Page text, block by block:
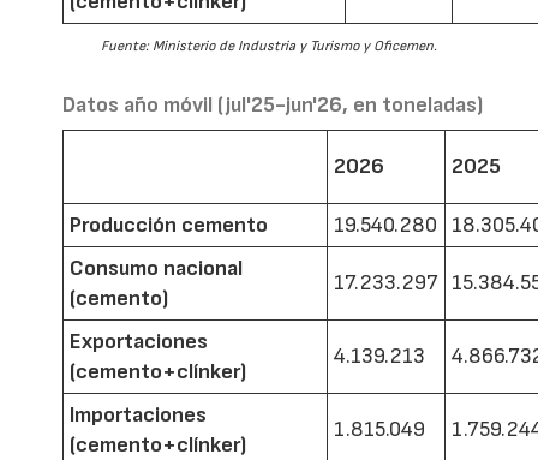
Fuente: Ministerio de Industria y Turismo y Oficemen.
Datos año móvil (jul'25-jun'26, en toneladas)
2026 2025
Producción cemento 19.540.280
Consumo nacional
(cemento)
17.233.297
Exportaciones
(cemento+clínker)
4.139.213
Importaciones
(cemento+clínker)
1.815.049